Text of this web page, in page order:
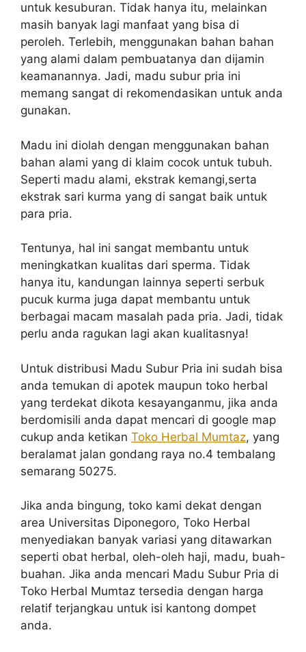
untuk kesuburan. Tidak hanya itu, melainkan
masih banyak lagi manfaat yang bisa di
peroleh. Terlebih, menggunakan bahan bahan
yang alami dalam pembuatanya dan dijamin
keamanannya. Jadi, madu subur pria ini
memang sangat di rekomendasikan untuk anda
gunakan.
Madu ini diolah dengan menggunakan bahan
bahan alami yang di klaim cocok untuk tubuh.
Seperti madu alami, ekstrak kemangi,serta
ekstrak sari kurma yang di sangat baik untuk
para pria.
Tentunya, hal ini sangat membantu untuk
meningkatkan kualitas dari sperma. Tidak
hanya itu, kandungan lainnya seperti serbuk
pucuk kurma juga dapat membantu untuk
berbagai macam masalah pada pria. Jadi, tidak
perlu anda ragukan lagi akan kualitasnya!
Untuk distribusi Madu Subur Pria ini sudah bisa
anda temukan di apotek maupun toko herbal
yang terdekat dikota kesayanganmu, jika anda
berdomisili anda dapat mencari di google map
cukup anda ketikan Toko Herbal Mumtaz, yang
beralamat jalan gondang raya no.4 tembalang
semarang 50275.
Jika anda bingung, toko kami dekat dengan
area Universitas Diponegoro, Toko Herbal
menyediakan banyak variasi yang ditawarkan
seperti obat herbal, oleh-oleh haji, madu, buah-
buahan. Jika anda mencari Madu Subur Pria di
Toko Herbal Mumtaz tersedia dengan harga
relatif terjangkau untuk isi kantong dompet
anda.